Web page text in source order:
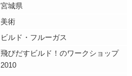
宮城県
美術
ビルド・フルーガス
飛びだすビルド！のワークショップ
2010